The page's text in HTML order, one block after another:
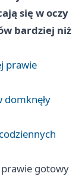
się w oczy
bardziej niż
prawie
domknęły
gotowy